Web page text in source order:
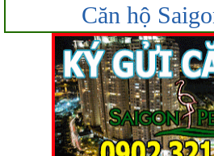
Căn hộ